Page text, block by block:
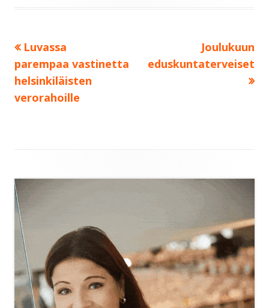
Artikkelien
selaus
Edellinen:
Luvassa
parempaa vastinetta
helsinkiläisten
verorahoille
Seuraava:
Joulukuun
eduskuntaterveiset
Sivupalkki